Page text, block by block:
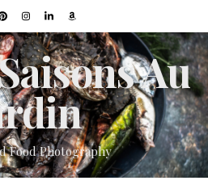
Au
Food Photography